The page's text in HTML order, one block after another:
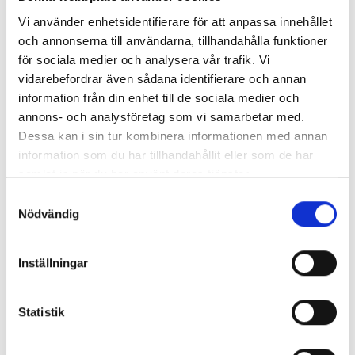
Vi använder enhetsidentifierare för att anpassa innehållet
och annonserna till användarna, tillhandahålla funktioner
för sociala medier och analysera vår trafik. Vi
vidarebefordrar även sådana identifierare och annan
information från din enhet till de sociala medier och
annons- och analysföretag som vi samarbetar med.
Dessa kan i sin tur kombinera informationen med annan
information som du har tillhandahållit eller som de har
samlat in när du har använt deras tjänster.
Nödvändig
Inställningar
Statistik
kostnadsfritt offertmöte! Vi lämnar alltid
fast pris, så det blir inga överraskningar!
Boka offertmöte!
Frågor och svar om
Här har vi samlat några av de vanligaste frågorna